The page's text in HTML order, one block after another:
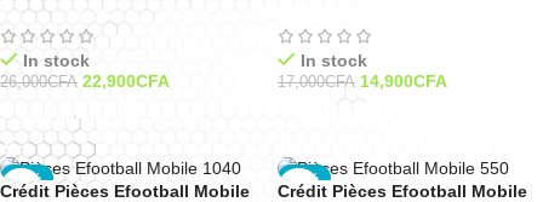
détails
Android
In stock
26,000CFA 22,900CFA
Sélectionner Les Options
In stock
17,000CFA 14,900CFA
-12%
Crédit Pièces Efootball Mobile
-25%
Crédit Pièces Efootball Mobile